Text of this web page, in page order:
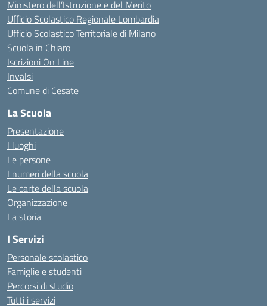
Ministero dell’Istruzione e del Merito
Ufficio Scolastico Regionale Lombardia
Ufficio Scolastico Territoriale di Milano
Scuola in Chiaro
Iscrizioni On Line
Invalsi
Comune di Cesate
La Scuola
Presentazione
I luoghi
Le persone
I numeri della scuola
Le carte della scuola
Organizzazione
La storia
I Servizi
Personale scolastico
Famiglie e studenti
Percorsi di studio
Tutti i servizi